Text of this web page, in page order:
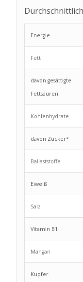
Energie
Fett
davon gesättigte
Fettsäuren
Kohlenhydrate
davon Zucker*
Ballaststoffe
Eiweiß
Salz
Vitamin B1
Mangan
Kupfer